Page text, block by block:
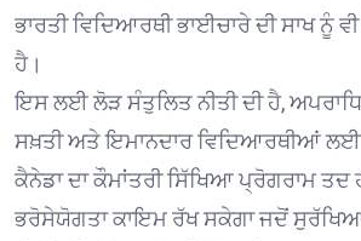
ਭਾਰਤੀ ਵਿਦਿਆਰਥੀ ਭਾਈਚਾਰੇ ਦੀ ਸਾਖ ਨੂੰ
ਹੈ।
ਇਸ ਲਈ ਲੋੜ ਸੰਤੁਲਿਤ ਨੀਤੀ ਦੀ ਹੈ,
ਸਖ਼ਤੀ ਅਤੇ ਇਮਾਨਦਾਰ ਵਿਦਿਆਰਥੀਆਂ ਲਈ
ਕੈਨੇਡਾ ਦਾ ਕੌਮਾਂਤਰੀ ਸਿੱਖਿਆ ਪ੍ਰੋਗਰਾਮ ਤਦ
ਭਰੋਸੇਯੋਗਤਾ ਕਾਇਮ ਰੱਖ ਸਕੇਗਾ ਜਦੋਂ